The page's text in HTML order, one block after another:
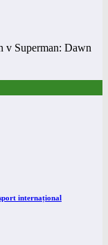
v Superman: Dawn
internațional